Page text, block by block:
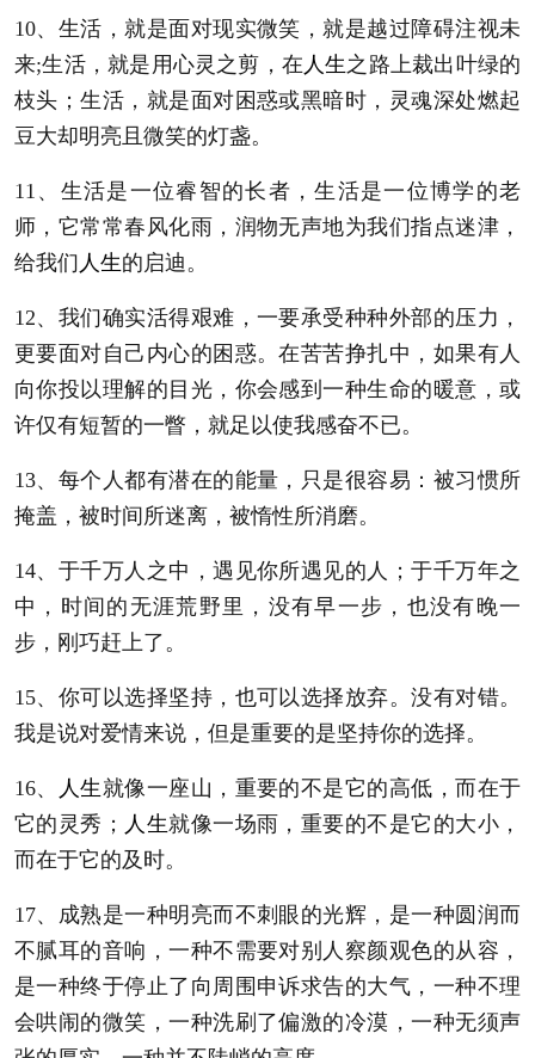
10、生活，就是面对现实微笑，就是越过障碍注视未
来;生活，就是用心灵之剪，在 人生 之路上裁出叶绿的
枝头；生活，就是面对困惑或黑暗时，灵魂深处燃起
豆大却明亮且微笑的灯盏。
11、生活是一位睿智的长者，生活是一位博学的老
师，它常常春风化雨，润物无声地为我们指点迷津，
给我们 人生的启迪。
12、我们确实活得艰难，一要承受种种外部的压力，
更要面对自己内心的困惑。在苦苦挣扎中，如果有人
向你投以理解的目光，你会感到一种生命的暖意，或
许仅有短暂的一瞥，就足以使我感奋不已。
13、每个人都有潜在的能量，只是很容易：被习惯所
掩盖，被时间所迷离，被惰性所消磨。
14、于千万人之中，遇见你所遇见的人；于千万年之
中，时间的无涯荒野里，没有早一步，也没有晚一
步，刚巧赶上了。
15、你可以选择坚持，也可以选择放弃。没有对错。
我是说对爱情来说，但是重要的是坚持你的选择。
16、 人生 就像一座山，重要的不是它的高低，而在于
它的灵秀； 人生就像一场雨，重要的不是它的大小，
而在于它的及时。
17、成熟是一种明亮而不刺眼的光辉，是一种圆润而
不腻耳的音响，一种不需要对别人察颜观色的从容，
是一种终于停止了向周围申诉求告的大气，一种不理
会哄闹的微笑，一种洗刷了偏激的冷漠，一种无须声